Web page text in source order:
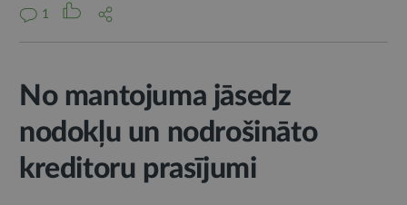
1
No mantojuma jāsedz
nodokļu un nodrošināto
kreditoru prasījumi